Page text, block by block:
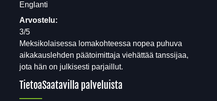
Englanti
Arvostelu:
3/5
Meksikolaisessa lomakohteessa nopea puhuva
aikakauslehden päätoimittaja viehättää tanssijaa,
jota hän on julkisesti parjaillut.
TietoaSaatavilla palveluista